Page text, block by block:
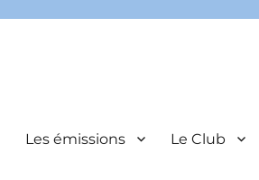
Les émissions Le Club